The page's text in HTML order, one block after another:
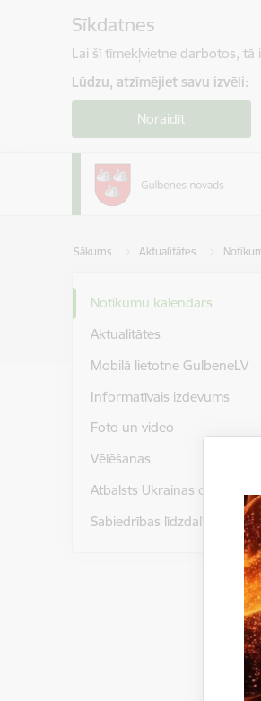
Sīkdatnes
Lai šī tīmekļvietne darbotos,
Lūdzu, atzīmējiet savu izvēli:
Noraidīt
Sākums Aktualitātes
Notikumu kalendārs
Aktualitātes
Mobilā lietotne GulbeneLV
Informatīvais izdevums
Foto un video
Vēlēšanas
Atbalsts Ukrainas
Sabiedrības līdzdalība